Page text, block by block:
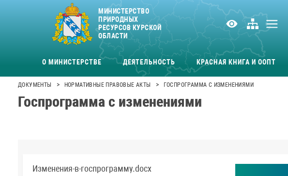
МИНИСТЕРСТВО
ПРИРОДНЫХ
РЕСУРСОВ КУРСКОЙ
ОБЛАСТИ
О МИНИСТЕРСТВЕ ДЕЯТЕЛЬНОСТЬ КРАСНАЯ КНИГА И ООПТ
ДОКУМЕНТЫ > НОРМАТИВНЫЕ ПРАВОВЫЕ АКТЫ > ГОСПРОГРАММА С ИЗМЕНЕНИЯМИ
Госпрограмма с изменениями
Изменения-в-госпрограмму.docx